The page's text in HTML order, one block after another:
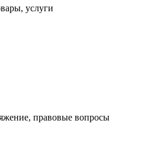
услуги
правовые вопросы